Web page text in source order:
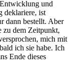
und
deklariere, ist
dann bestellt. Aber
zu dem Zeitpunkt,
mich mit
ich sie habe. Ich
Ende dieses